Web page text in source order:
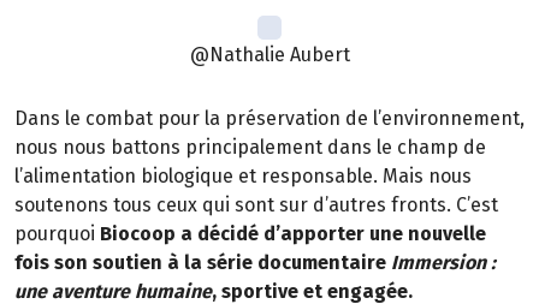
@Nathalie Aubert
Dans le combat pour la préservation de l’environnement,
nous nous battons principalement dans le champ de
l’alimentation biologique et responsable. Mais nous
soutenons tous ceux qui sont sur d’autres fronts. C’est
pourquoi Biocoop a décidé d’apporter une nouvelle
fois son soutien à la série documentaire Immersion :
une aventure humaine, sportive et engagée.